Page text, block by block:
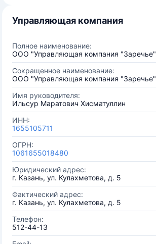
Управляющая компания
Полное наименование:
ООО "Управляющая компания "Заречье"
Сокращенное наименование:
ООО "Управляющая компания "Заречье"
Имя руководителя:
Ильсур Маратович Хисматуллин
ИНН:
1655105711
ОГРН:
1061655018480
Юридический адрес:
г. Казань, ул. Кулахметова, д. 5
Фактический адрес:
г. Казань, ул. Кулахметова, д. 5
Телефон:
512-44-13